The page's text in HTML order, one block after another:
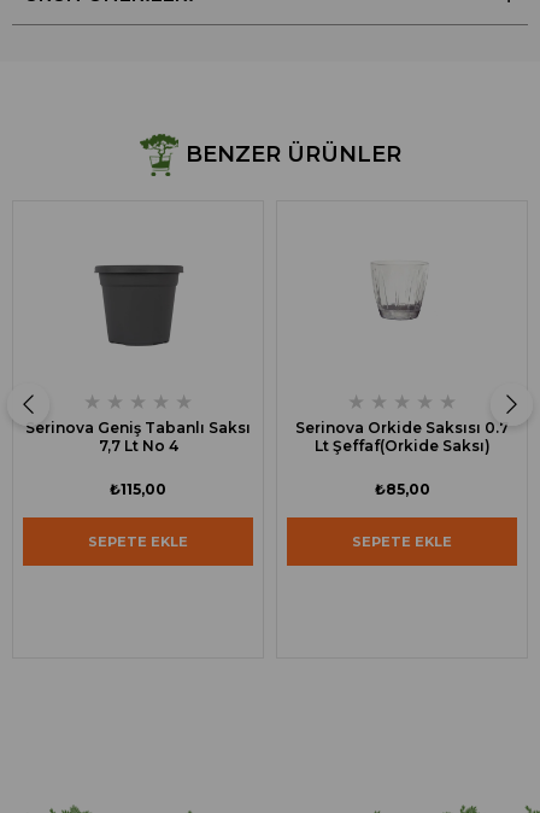
BENZER ÜRÜNLER
★ ★ ★ ★ ★
Serinova Geniş Tabanlı Saksı
7,7 Lt No 4
₺115,00
SEPETE EKLE
★ ★ ★ ★ ★
Serinova Orkide Saksısı 0.7
Lt Şeffaf(Orkide Saksı)
₺85,00
SEPETE EKLE